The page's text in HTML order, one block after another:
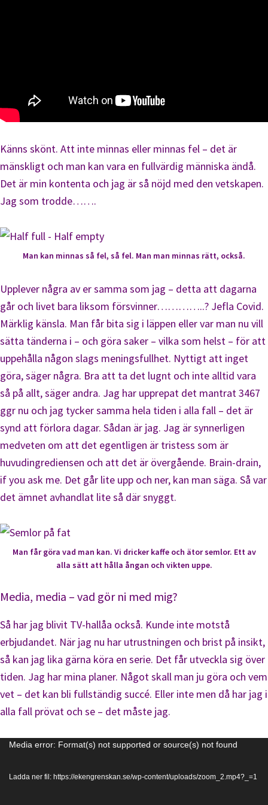
Känns skönt. Att inte minnas eller minnas fel – det är
mänskligt och man kan vara en fullvärdig människa ändå.
Det är min kontenta och jag är så nöjd med den vetskapen.
Jag som trodde…….
Man kan minnas så fel, så fel. Man man minnas rätt, också.
Upplever några av er samma som jag – detta att dagarna
går och livet bara liksom försvinner…………..? Jefla Covid.
Märklig känsla. Man får bita sig i läppen eller var man nu vill
sätta tänderna i – och göra saker – vilka som helst – för att
uppehålla någon slags meningsfullhet. Nyttigt att inget
göra, säger några. Bra att ta det lugnt och inte alltid vara
så på allt, säger andra. Jag har upprepat det mantrat 3467
ggr nu och jag tycker samma hela tiden i alla fall – det är
synd att förlora dagar. Sådan är jag. Jag är synnerligen
medveten om att det egentligen är tristess som är
huvudingrediensen och att det är övergående. Brain-drain,
if you ask me. Det går lite upp och ner, kan man säga. Så var
det ämnet avhandlat lite så där snyggt.
Man får göra vad man kan. Vi dricker kaffe och ätor semlor. Ett av
alla sätt att hålla ångan och vikten uppe.
Media, media – vad gör ni med mig?
Så har jag blivit TV-hallåa också. Kunde inte motstå
erbjudandet. När jag nu har utrustningen och brist på insikt,
så kan jag lika gärna köra en serie. Det får utveckla sig över
tiden. Jag har mina planer. Något skall man ju göra och vem
vet – det kan bli fullständig succé. Eller inte men då har jag i
alla fall prövat och se – det måste jag.
Videospelare
Media error: Format(s) not supported or source(s) not found
Ladda ner fil: https://ekengrenskan.se/wp-content/uploads/zoom_2.mp4?_=1